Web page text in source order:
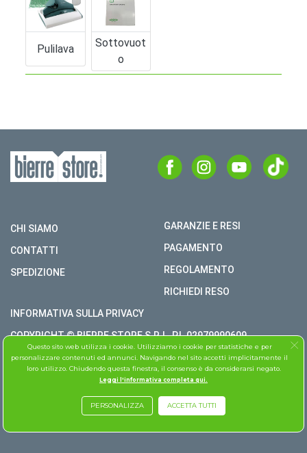
Pulilava
Sottovuot
O
CHI SIAMO
CONTATTI
SPEDIZIONE
GARANZIE E RESI
PAGAMENTO
REGOLAMENTO
RICHIEDI RESO
INFORMATIVA SULLA PRIVACY
COPYRIGHT © BIERRE STORE S.R.L. P.I. 02979990609
TUTTI I DIRITTI RISERVATI
ASSISTENZA FOLLETTO
Questo sito web utilizza i cookie. Utilizziamo i cookie per statistiche e per
personalizzare contenuti ed annunci. Navigando nel sito accetti implicitamente il
loro utilizzo. Chiudendo questa finestra, il consenso è da considerarsi negato.
Leggi l'informativa completa qui.
PERSONALIZZA ACCETTA TUTTI